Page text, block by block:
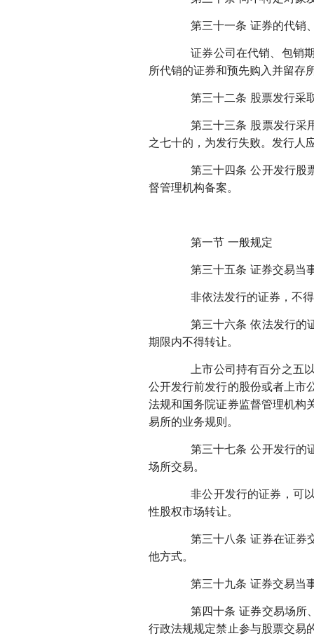
第三十一条 证券的代销
证券公司在代销、包销期
所代销的证券和预先购入并留存
第三十二条 股票发行采取
第三十三条 股票发行采用
之七十的，为发行失败。发行人
第三十四条 公开发行股票
督管理机构备案。
第一节 一般规定
第三十五条 证券交易当事
非依法发行的证券，不得
第三十六条 依法发行的证
期限内不得转让。
上市公司持有百分之五以
公开发行前发行的股份或者上市
法规和国务院证券监督管理机构
易所的业务规则。
第三十七条 公开发行的证
场所交易。
非公开发行的证券，可以
性股权市场转让。
第三十八条 证券在证券交
他方式。
第三十九条 证券交易当事
第四十条 证券交易场所、
行政法规规定禁止参与股票交易